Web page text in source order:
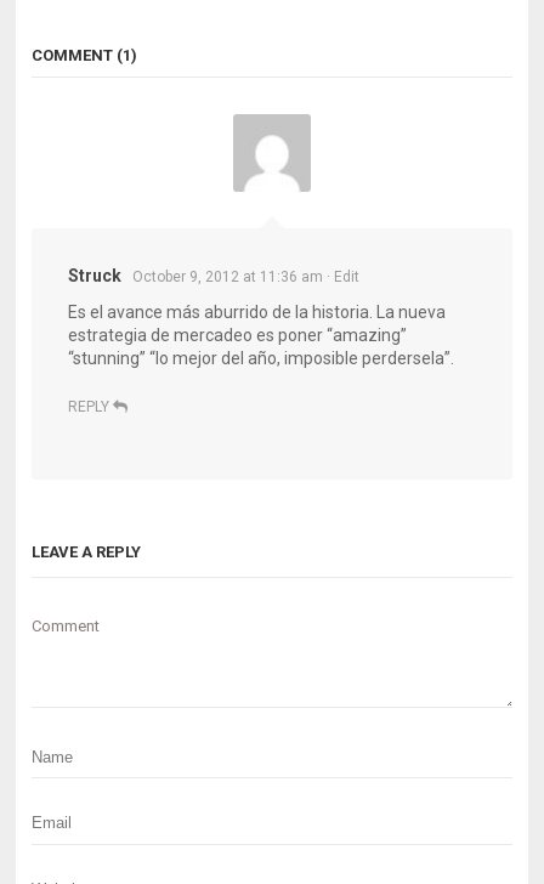
COMMENT (1)
Struck October 9, 2012 at 11:36 am · Edit
Es el avance más aburrido de la historia. La nueva
estrategia de mercadeo es poner “amazing”
“stunning” “lo mejor del año, imposible perdersela”.
REPLY
LEAVE A REPLY
Comment